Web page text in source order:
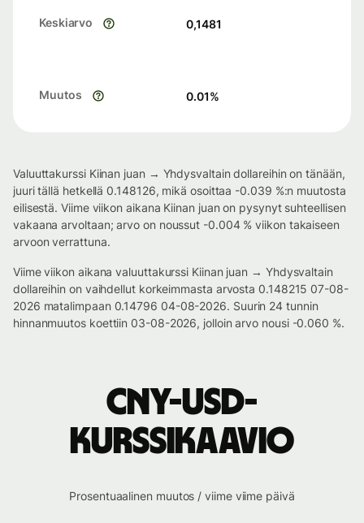
Keskiarvo 0,1481
Muutos 0.01%
Valuuttakurssi Kiinan juan → Yhdysvaltain dollareihin on tänään,
juuri tällä hetkellä 0.148126, mikä osoittaa -0.039 %:n muutosta
eilisestä. Viime viikon aikana Kiinan juan on pysynyt suhteellisen
vakaana arvoltaan; arvo on noussut -0.004 % viikon takaiseen
arvoon verrattuna.
Viime viikon aikana valuuttakurssi Kiinan juan → Yhdysvaltain
dollareihin on vaihdellut korkeimmasta arvosta 0.148215 07-08-
2026 matalimpaan 0.14796 04-08-2026. Suurin 24 tunnin
hinnanmuutos koettiin 03-08-2026, jolloin arvo nousi -0.060 %.
CNY-USD-
kurssikaavio
Prosentuaalinen muutos / viime viime päivä